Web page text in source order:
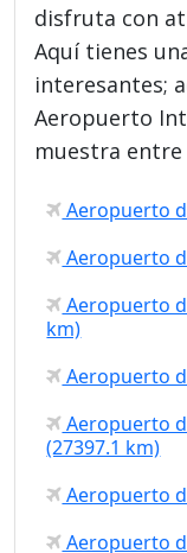
disfruta con
Aquí tienes
interesantes;
Aeropuerto
muestra
Aeropuerto
Aeropuerto
Aeropuerto
km)
Aeropuerto
Aeropuerto
(27397.1 km)
Aeropuerto
Aeropuerto